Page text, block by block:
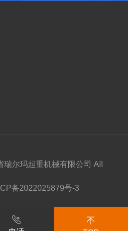
尔玛起重机械有限公司 All
备2022025879号-3